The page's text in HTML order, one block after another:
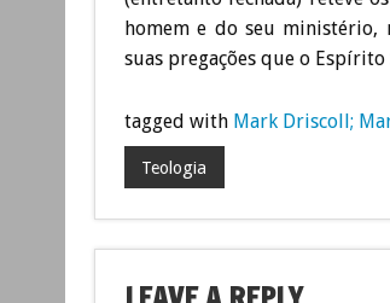
homem e do seu ministério,
suas pregações que o
tagged with Mark Driscoll;
Teologia